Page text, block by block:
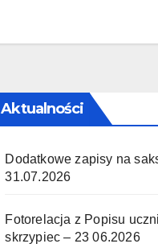
Aktualności
Dodatkowe zapisy na
31.07.2026
Fotorelacja z Popisu
skrzypiec – 23 06.2026